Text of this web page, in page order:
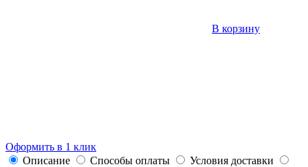
В корзину
Оформить в 1 клик
Описание
Способы оплаты
Условия доставки